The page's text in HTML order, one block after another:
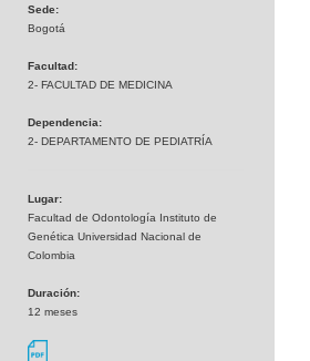
Sede:
Bogotá
Facultad:
2- FACULTAD DE MEDICINA
Dependencia:
2- DEPARTAMENTO DE PEDIATRÍA
Lugar:
Facultad de Odontología Instituto de
Genética Universidad Nacional de
Colombia
Duración:
12 meses